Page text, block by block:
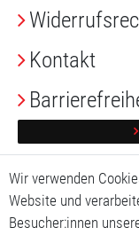
Kontakt
Impressum
Wir verwenden
Website und
Besucher:innen